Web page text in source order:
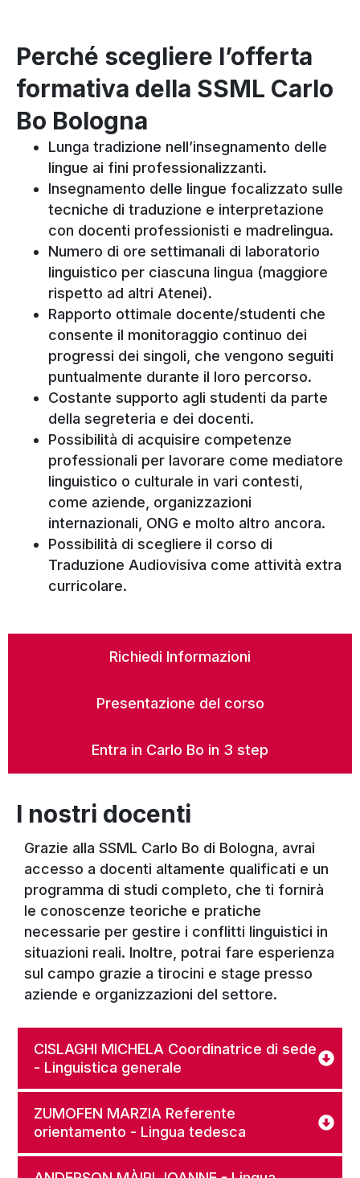
Perché scegliere l’offerta
formativa della SSML Carlo
Bo Bologna
Lunga tradizione nell’insegnamento delle
lingue ai fini professionalizzanti.
Insegnamento delle lingue focalizzato sulle
tecniche di traduzione e interpretazione
con docenti professionisti e madrelingua.
Numero di ore settimanali di laboratorio
linguistico per ciascuna lingua (maggiore
rispetto ad altri Atenei).
Rapporto ottimale docente/studenti che
consente il monitoraggio continuo dei
progressi dei singoli, che vengono seguiti
puntualmente durante il loro percorso.
Costante supporto agli studenti da parte
della segreteria e dei docenti.
Possibilità di acquisire competenze
professionali per lavorare come mediatore
linguistico o culturale in vari contesti,
come aziende, organizzazioni
internazionali, ONG e molto altro ancora.
Possibilità di scegliere il corso di
Traduzione Audiovisiva come attività extra
curricolare.
Richiedi Informazioni
Presentazione del corso
Entra in Carlo Bo in 3 step
I nostri docenti
Grazie alla SSML Carlo Bo di Bologna, avrai
accesso a docenti altamente qualificati e un
programma di studi completo, che ti fornirà
le conoscenze teoriche e pratiche
necessarie per gestire i conflitti linguistici in
situazioni reali. Inoltre, potrai fare esperienza
sul campo grazie a tirocini e stage presso
aziende e organizzazioni del settore.
CISLAGHI MICHELA Coordinatrice di sede
- Linguistica generale
ZUMOFEN MARZIA Referente
orientamento - Lingua tedesca